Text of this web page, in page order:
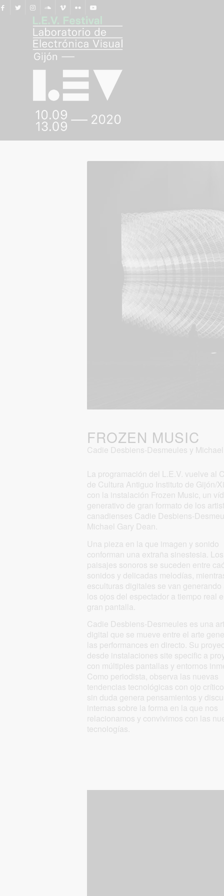
FROZEN MUSIC
Cadie Desbiens-Desmeules y
La programación del L.E.V. vuelve al
de Cultura Antiguo Instituto de Gijón/
con la instalación Frozen Music, un
generativo de gran formato de los
canadienses Cadie Desbiens-
Michael Gary Dean.
Una pieza en la que imagen y sonido
conforman una extraña sinestesia. Los
paisajes sonoros se suceden entre
sonidos y delicadas melodías,
esculturas digitales se van generando
los ojos del espectador a tiempo real
gran pantalla.
Cadie Desbiens-Desmeules es una
digital que se mueve entre el arte
las performances en directo. Su
desde instalaciones site specific a
con múltiples pantallas y entornos
Como periodista, observa las nuevas
tendencias tecnológicas con ojo
sin duda genera pensamientos y
internas sobre la forma en la que nos
relacionamos y convivimos con las
tecnologías.